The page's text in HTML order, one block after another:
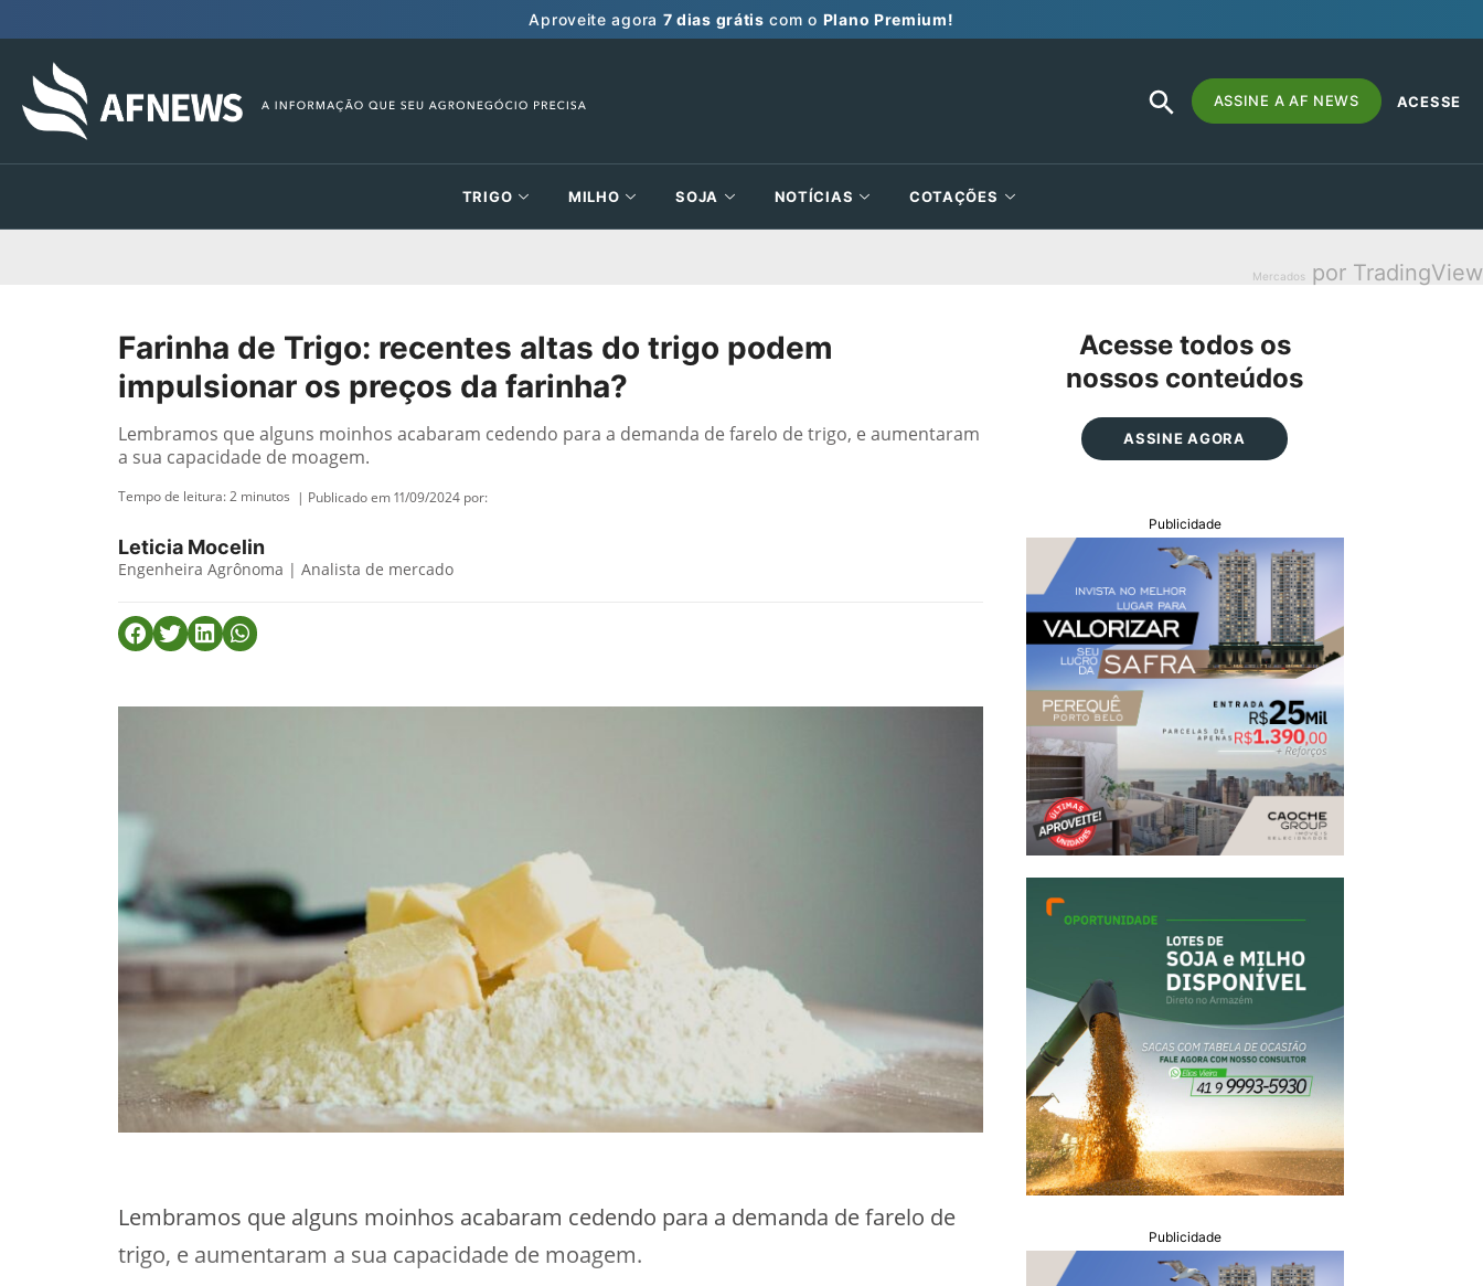
Aproveite agora 7 dias grátis com o Plano Premium!
Search
for:
SEARCH
BUTTON
ASSINE A AF NEWS ACESSE
TRIGO MILHO SOJA NOTÍCIAS COTAÇÕES
Mercados por TradingView
Farinha de Trigo: recentes altas do trigo podem
impulsionar os preços da farinha?
Lembramos que alguns moinhos acabaram cedendo para a demanda de farelo de trigo, e aumentaram
a sua capacidade de moagem.
Tempo de leitura:2 minutos | Publicado em 11/09/2024 por:
Leticia Mocelin
Engenheira Agrônoma | Analista de mercado
Lembramos que alguns moinhos acabaram cedendo para a demanda de farelo de
trigo, e aumentaram a sua capacidade de moagem.
Acesse todos os
nossos conteúdos
ASSINE AGORA
Publicidade
Publicidade